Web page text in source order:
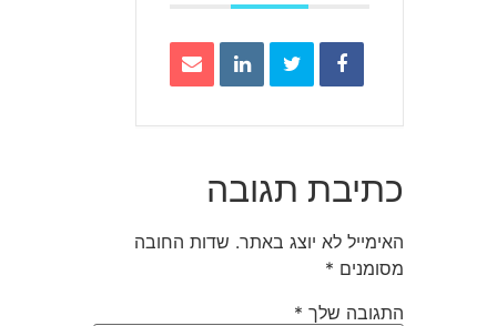
כתיבת תגובה
האימייל לא יוצג באתר. שדות החובה
מסומנים *
התגובה שלך *